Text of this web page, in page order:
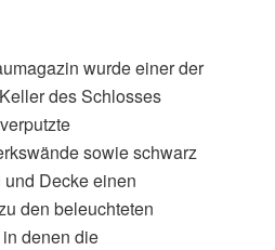
wurde einer der
des Schlosses
sowie schwarz
Decke einen
den beleuchteten
denen die